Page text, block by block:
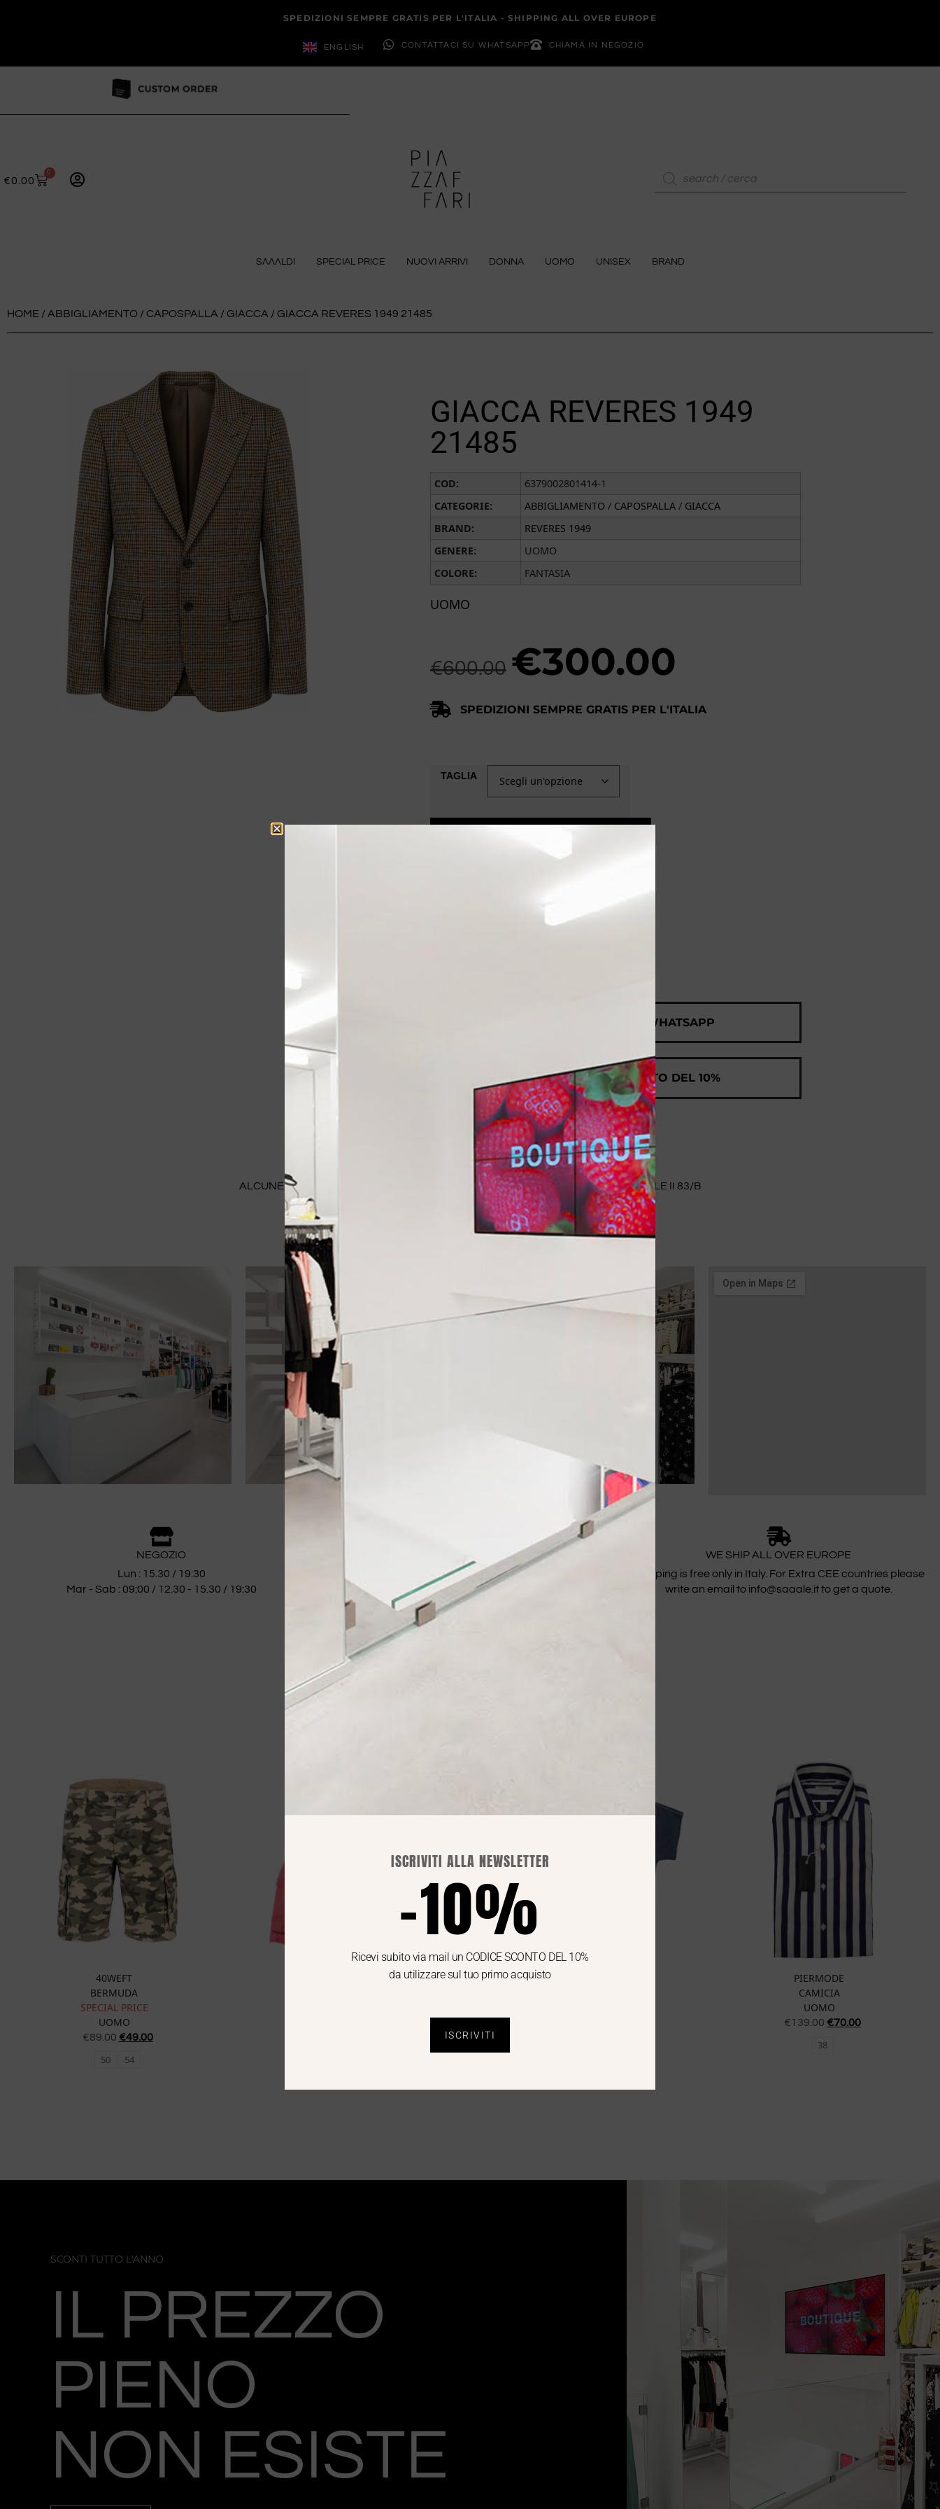
SPEDIZIONI SEMPRE GRATIS PER L'ITALIA - SHIPPING ALL OVER EUROPE
ENGLISH CONTATTACI SU WHATSAPP CHIAMA IN NEGOZIO
€0.00
0
SɅɅɅLDI SPECIAL PRICE NUOVI ARRIVI DONNA UOMO UNISEX BRAND
HOME / ABBIGLIAMENTO / CAPOSPALLA / GIACCA / GIACCA REVERES 1949 21485
GIACCA REVERES 1949
21485
COD:
6379002801414-1
CATEGORIE:
ABBIGLIAMENTO / CAPOSPALLA / GIACCA
BRAND:
REVERES 1949
GENERE:
UOMO
COLORE:
FANTASIA
UOMO
€600.00 €300.00
SPEDIZIONI SEMPRE GRATIS PER L'ITALIA
TAGLIA
AGGIUNGI AL CARRELLO
CONTATTACI SU WHATSAPP
RICEVI UNO SCONTO DEL 10%
ALCUNE IMMAGINI DEL NOSTRO STORE A MANTOVA IN C.SO VITTORIO EMANUELE II 83/B
SCOPRI CHI SIAMO ⟶
NEGOZIO
Lun : 15.30 / 19:30
Mar - Sab : 09:00 / 12.30 - 15.30 / 19:30
SPEDIZIONI GRATIS IN TUTTA ITALIA
Per le consegne in Italia
i nostri corrieri arrivano entro le 24/48 h
WE SHIP ALL OVER EUROPE
Shipping is free only in Italy. For Extra CEE countries please
write an email to info@saaale.it to get a quote.
40WEFT
BERMUDA
SPECIAL PRICE
UOMO
€89.00 €49.00
50 54
PIERMODE
CAMICIA
UOMO
€139.00 €70.00
38
SCONTI TUTTO L'ANNO
IL PREZZO
PIENO
NON ESISTE
ISCRIVITI ALLA NEWSLETTER
-10%
Ricevi subito via mail un CODICE SCONTO DEL 10%
da utilizzare sul tuo primo acquisto
ISCRIVITI